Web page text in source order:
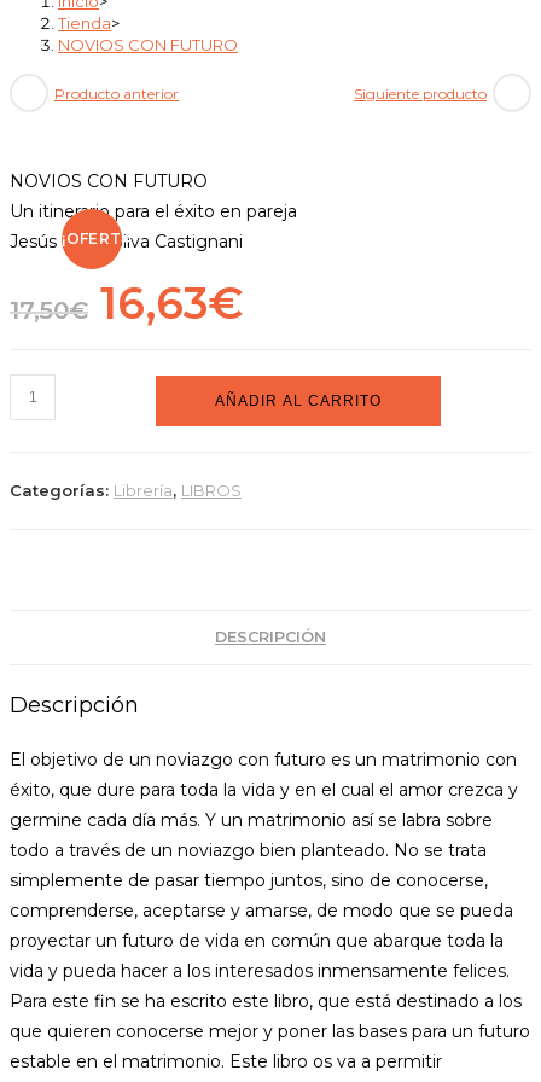
Tienda>
NOVIOS CON FUTURO
¡OFERTA!
Producto anterior Siguiente producto
NOVIOS CON FUTURO
Un itinerario para el éxito en pareja
Jesús María Silva Castignani
17,50€ El
original
era:
17,50€.
16,63€El
actual
es:
NOVIOS
CON
AÑADIR AL CARRITO
Categorías: Librería, LIBROS
DESCRIPCIÓN
Descripción
El objetivo de un noviazgo con futuro es un matrimonio con
éxito, que dure para toda la vida y en el cual el amor crezca y
germine cada día más. Y un matrimonio así se labra sobre
todo a través de un noviazgo bien planteado. No se trata
simplemente de pasar tiempo juntos, sino de conocerse,
comprenderse, aceptarse y amarse, de modo que se pueda
proyectar un futuro de vida en común que abarque toda la
vida y pueda hacer a los interesados inmensamente felices.
Para este fin se ha escrito este libro, que está destinado a los
que quieren conocerse mejor y poner las bases para un futuro
estable en el matrimonio. Este libro os va a permitir